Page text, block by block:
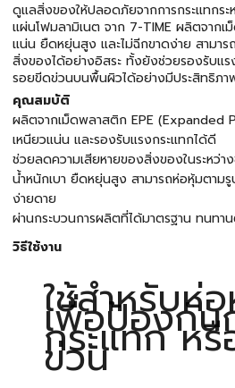
ดูแลสิ่งของให้ปลอดภัยจากการกระแทกร
แผ่นโฟมลามิเนต จาก 7-TIME ผลิตจากเ
แน่น ยืดหยุ่นสูง และไม่ฉีกขาดง่าย สามา
สิ่งของได้อย่างอิสระ ทั้งยังช่วยรองรับแ
รอยขีดข่วนบนพื้นผิวได้อย่างมีประสิทธิภา
คุณสมบัติ
ผลิตจากเม็ดพลาสติก EPE (Expanded
เหนียวแน่น และรองรับแรงกระแทกได้ดี
ช่วยลดความเสียหายของสิ่งของในระหว่
น้ำหนักเบา ยืดหยุ่นสูง สามารถห่อหุ้มตาม
ง่ายดาย
ผ่านกระบวนการผลิตที่ได้มาตรฐาน ทนทา
วิธีใช้งาน
ใช้สำหรับห่
เพื่อป้องกัน
กระแทก ห
ข่วน